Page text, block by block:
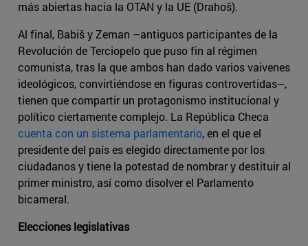
más abiertas hacia la OTAN y la UE (Drahoš).
Al final, Babiš y Zeman –antiguos participantes de la
Revolución de Terciopelo que puso fin al régimen
comunista, tras la que ambos han dado varios vaivenes
ideológicos, convirtiéndose en figuras controvertidas–,
tienen que compartir un protagonismo institucional y
político ciertamente complejo. La República Checa
cuenta con un sistema parlamentario, en el que el
presidente del país es elegido directamente por los
ciudadanos y tiene la potestad de nombrar y destituir al
primer ministro, así como disolver el Parlamento
bicameral.
Elecciones legislativas